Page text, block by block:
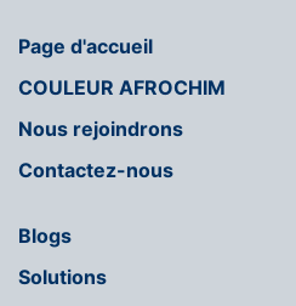
Page d'accueil
COULEUR AFROCHIM
Nous rejoindrons
Contactez-nous
Blogs
Solutions